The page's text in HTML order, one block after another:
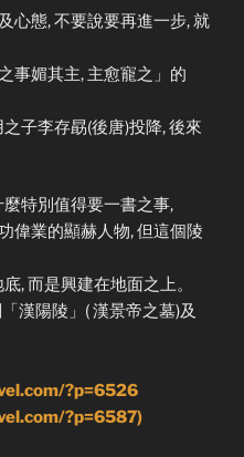
心態, 不要說要再進一步, 就
事媚其主, 主愈寵之」的
子李存勗(後唐)投降, 後來
特別值得要一書之事,
偉業的顯赫人物, 但這個陵
, 而是興建在地面之上。
漢陽陵」( 漢景帝之墓)及
?p=6526
?p=6587)